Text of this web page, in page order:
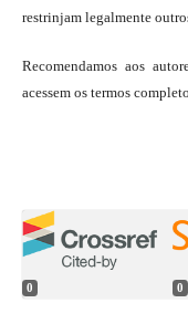
restrinjam legalmente
Recomendamos aos
acessem os termos
0 0